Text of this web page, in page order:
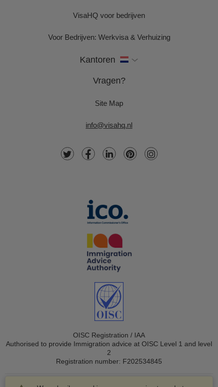
VisaHQ voor bedrijven
Voor Bedrijven: Werkvisa & Verhuizing
Kantoren
Vragen?
Site Map
info@visahq.nl
OISC Registration / IAA
Authorised to provide Immigration advice at OISC Level 1 and level
2
Registration number: F202534845